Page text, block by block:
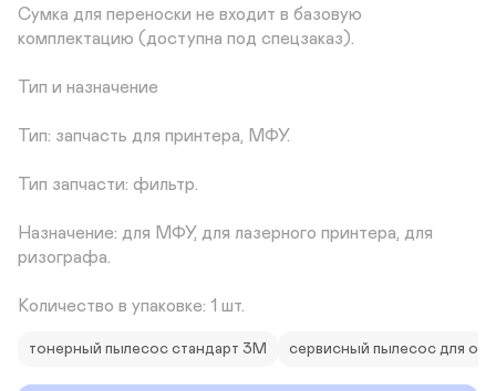
Сумка для переноски не входит в базовую
комплектацию (доступна под спецзаказ).
Тип и назначение
Тип: запчасть для принтера, МФУ.
Тип запчасти: фильтр.
Назначение: для МФУ, для лазерного принтера, для
ризографа.
Количество в упаковке: 1 шт.
тонерный пылесос стандарт 3М сервисный пылесос для